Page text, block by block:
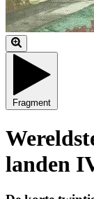
Fragment
landen